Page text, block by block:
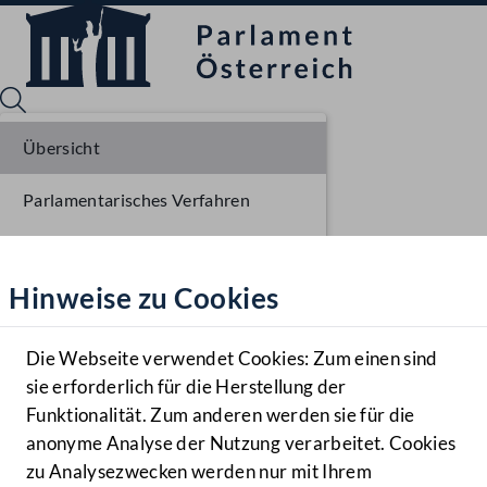
Hilfe
Benutzer
Navigationsmenü öffnen
MENÜ
Hinweise zu Cookies
Die Webseite verwendet Cookies: Zum einen sind
sie erforderlich für die Herstellung der
Funktionalität. Zum anderen werden sie für die
anonyme Analyse der Nutzung verarbeitet. Cookies
zu Analysezwecken werden nur mit Ihrem
Übersicht
Parlamentarisches Verfahren
Liste der Rednerinnen und Redner